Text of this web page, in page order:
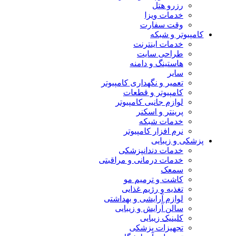
رزرو هتل
خدمات ویزا
وقت سفارت
کامپیوتر و شبکه
خدمات اینترنت
طراحی سایت
هاستینگ و دامنه
سایر
تعمیر و نگهداری کامپیوتر
کامپیوتر و قطعات
لوازم جانبی کامپیوتر
پرینتر و اسکنر
خدمات شبکه
نرم افزار کامپیوتر
پزشکی و زیبایی
خدمات دندانپزشکی
خدمات درمانی و مراقبتی
سمعک
کاشت و ترمیم مو
تغذیه و رژیم غذایی
لوازم آرایشی و بهداشتی
سالن آرایش و زیبایی
کلینیک زیبایی
تجهیزات پزشکی